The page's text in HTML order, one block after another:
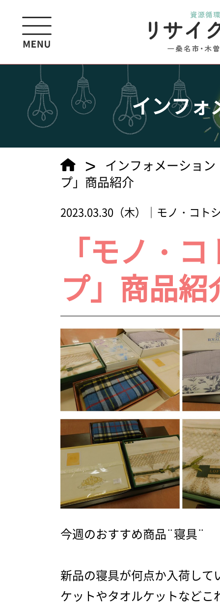
インフォ
> インフォメーション
プ」商品紹介
2023.03.30（木）｜モノ・コト
「モノ・
プ」商品紹
今週のおすすめ商品¨寝具¨
新品の寝具が何点か入荷し
ケットやタオルケットなど